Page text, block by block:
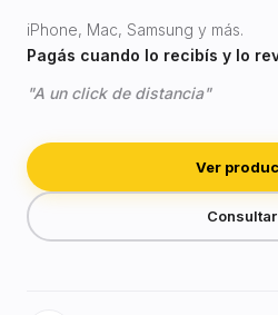
iPhone, Mac, Samsung y más.
Pagás cuando lo recibís y lo
"A un click de distancia"
Ver
Consultar